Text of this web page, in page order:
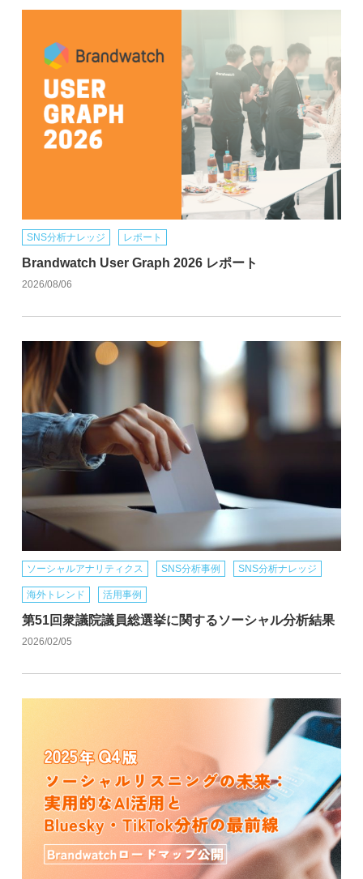
SNS分析ナレッジ レポート
Brandwatch User Graph 2026 レポート
2026/08/06
ソーシャルアナリティクス SNS分析事例 SNS分析ナレッジ
海外トレンド 活用事例
第51回衆議院議員総選挙に関するソーシャル分析結果
2026/02/05